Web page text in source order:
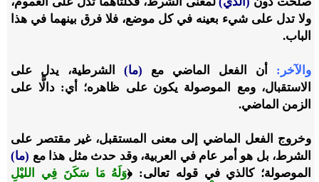
ولا تدل على شيء بعينه في كل موضع، فلا فرق بينهما في هذا
الباب.
والآخر: أن الفعل الماضي مع (ما)الشرطية، يدل على
الاستقبال، ومع الموصولة يكون على ظاهره؛ أي: دالًّا على
الزمن الماضي.
وخروج الفعل الماضي إلى معنى المستقبل، غير مقتصر على
الشرط، بل هو أمر عام في العربية، وقد حدث مثل هذا مع (ما)
الموصولة؛ كالذي في قوله تعالى: ﴿وَلَهُ مَا سَكَنَ فِي الليْلِ